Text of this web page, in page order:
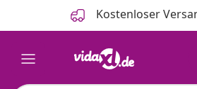
Kostenloser